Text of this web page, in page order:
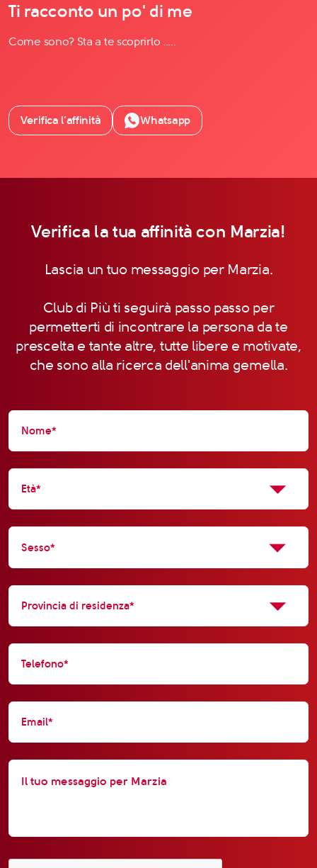
Ti racconto un po' di me
Come sono? Sta a te scoprirlo .....
Verifica l’affinità Whatsapp
Verifica la tua affinità con Marzia!
Lascia un tuo messaggio per Marzia.
Club di Più ti seguirà passo passo per
permetterti di incontrare la persona da te
prescelta e tante altre, tutte libere e motivate,
che sono alla ricerca dell'anima gemella.